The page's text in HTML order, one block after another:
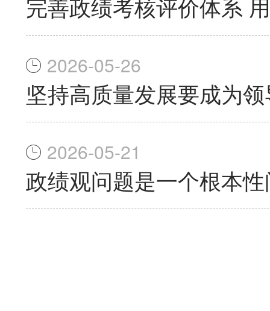
完善政绩考核评价体系
2026-05-26
坚持高质量发展要成为
2026-05-21
政绩观问题是一个根本